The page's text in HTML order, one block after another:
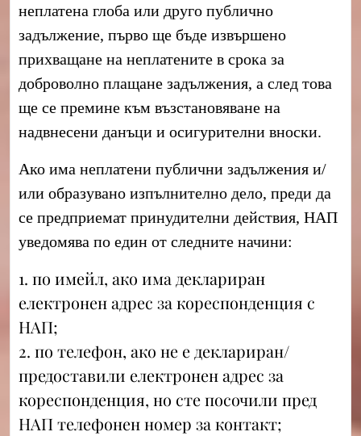
неплатена глоба или друго публично
задължение, първо ще бъде извършено
прихващане на неплатените в срока за
доброволно плащане задължения, а след това
ще се премине към възстановяване на
надвнесени данъци и осигурителни вноски.
Ако има неплатени публични задължения и/
или образувано изпълнително дело, преди да
се предприемат принудителни действия, НАП
уведомява по един от следните начини:
1. по имейл, ако има деклариран
електронен адрес за кореспонденция с
НАП;
2. по телефон, ако не е деклариран/
предоставили електронен адрес за
кореспонденция, но сте посочили пред
НАП телефонен номер за контакт;